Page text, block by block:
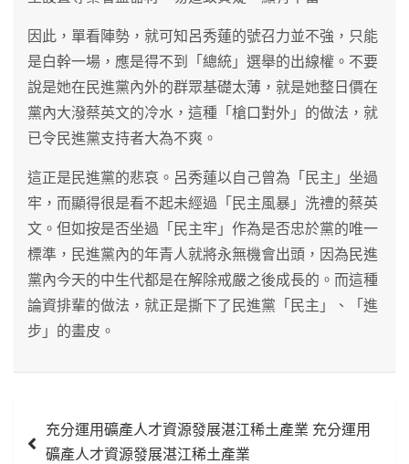
因此，單看陣勢，就可知呂秀蓮的號召力並不強，只能
是白幹一場，應是得不到「總統」選舉的出線權。不要
說是她在民進黨內外的群眾基礎太薄，就是她整日價在
黨內大潑蔡英文的冷水，這種「槍口對外」的做法，就
已令民進黨支持者大為不爽。
這正是民進黨的悲哀。呂秀蓮以自己曾為「民主」坐過
牢，而顯得很是看不起未經過「民主風暴」洗禮的蔡英
文。但如按是否坐過「民主牢」作為是否忠於黨的唯一
標準，民進黨內的年青人就將永無機會出頭，因為民進
黨內今天的中生代都是在解除戒嚴之後成長的。而這種
論資排輩的做法，就正是撕下了民進黨「民主」、「進
步」的畫皮。
章
充分運用礦產人才資源發展湛江稀土產業 充分運用
礦產人才資源發展湛江稀土產業